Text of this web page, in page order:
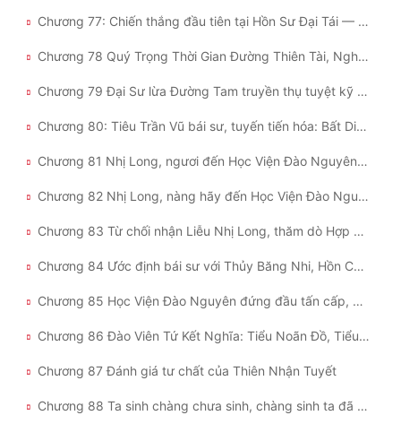
Chương 77: Chiến thắng đầu tiên tại Hồn Sư Đại Tái — Một tiếng hót lên làm kinh người
Chương 78 Quý Trọng Thời Gian Đường Thiên Tài, Nghèo Hèn Không Đổi Vương Tiểu Hổ
Chương 79 Đại Sư lừa Đường Tam truyền thụ tuyệt kỹ Đường Môn; Vương Thánh dẫn đường cho Tiêu Trần Vũ
Chương 80: Tiêu Trần Vũ bái sư, tuyến tiến hóa: Bất Diệt Thần Sát Lang
Chương 81 Nhị Long, ngươi đến Học Viện Đào Nguyên bái sư đi (Thượng)
Chương 82 Nhị Long, nàng hãy đến Học Viện Đào Nguyên bái sư đi (hạ)
Chương 83 Từ chối nhận Liễu Nhị Long, thăm dò Hợp Kỹ Võ Hồn mới
Chương 84 Ước định bái sư với Thủy Băng Nhi, Hồn Cốt huyễn cảnh tặng Linh Linh
Chương 85 Học Viện Đào Nguyên đứng đầu tấn cấp, Tô Nhiên đột phá hồn lực cấp 90
Chương 86 Đào Viên Tứ Kết Nghĩa: Tiểu Noãn Đồ, Tiểu Nhuyễn Thố, Tiểu Thấp Nữ, Tiểu Miêu Nữ
Chương 87 Đánh giá tư chất của Thiên Nhận Tuyết
Chương 88 Ta sinh chàng chưa sinh, chàng sinh ta đã già